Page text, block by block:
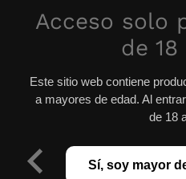
Acceso solo
de 18
Este sitio web contiene
a mayores de edad. Al
de 18
Sí, soy mayor